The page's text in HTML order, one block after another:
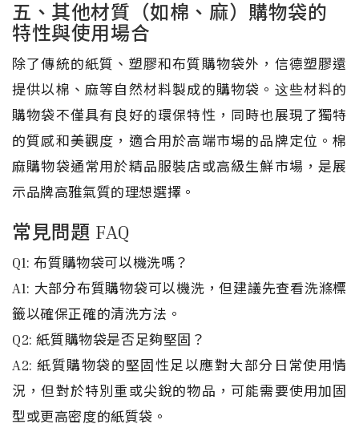
五、其他材質（如棉、麻）購物袋的
特性與使用場合
除了傳統的紙質、塑膠和布質購物袋外，信德塑膠還
提供以棉、麻等自然材料製成的購物袋。这些材料的
購物袋不僅具有良好的環保特性，同時也展現了獨特
的質感和美觀度，適合用於高端市場的品牌定位。棉
麻購物袋通常用於精品服裝店或高級生鮮市場，是展
示品牌高雅氣質的理想選擇。
常見問題 FAQ
Q1: 布質購物袋可以機洗嗎？
A1: 大部分布質購物袋可以機洗，但建議先查看洗滌標
籤以確保正確的清洗方法。
Q2: 紙質購物袋是否足夠堅固？
A2: 紙質購物袋的堅固性足以應對大部分日常使用情
況，但對於特別重或尖銳的物品，可能需要使用加固
型或更高密度的紙質袋。